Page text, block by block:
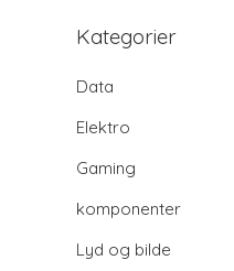
Kategorier
Data
Elektro
Gaming
komponenter
Lyd og bilde